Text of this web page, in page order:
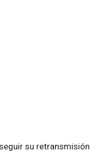
su retransmisión